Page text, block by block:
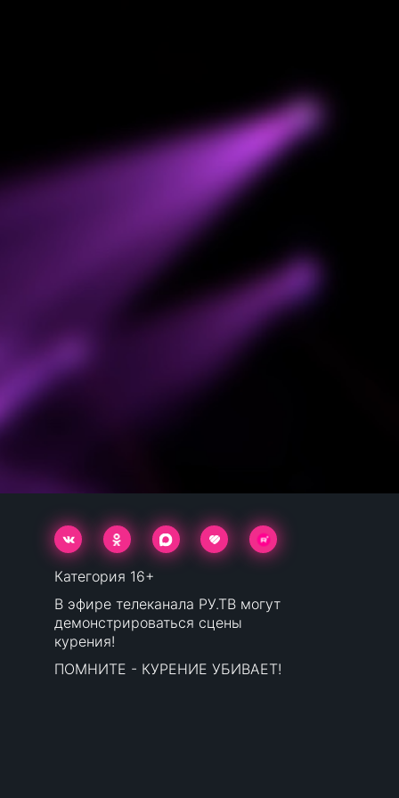
Категория 16+
В эфире телеканала РУ.ТВ могут
демонстрироваться сцены
курения!
ПОМНИТЕ - КУРЕНИЕ УБИВАЕТ!